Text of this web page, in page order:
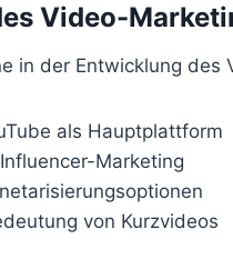
Video-
in der Entwicklung des
als Hauptplattform
Marketing
von Kurzvideos